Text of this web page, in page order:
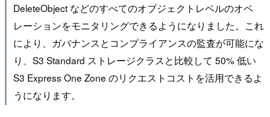
DeleteObject などのすべてのオブジェクトレベルのオペ
レーションをモニタリングできるようになりました。これ
により、ガバナンスとコンプライアンスの監査が可能にな
り、S3 Standard ストレージクラスと比較して 50% 低い
S3 Express One Zone のリクエストコストを活用できるよ
うになります。